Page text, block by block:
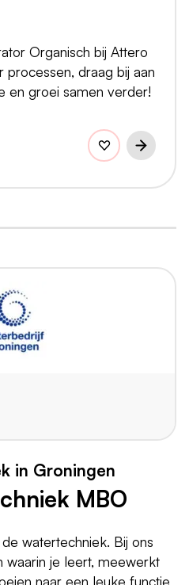
Organisch bij Attero
processen, draag bij aan
en groei samen verder!
in Groningen
MBO
watertechniek. Bij ons
waarin je leert, meewerkt
naar een leuke functie